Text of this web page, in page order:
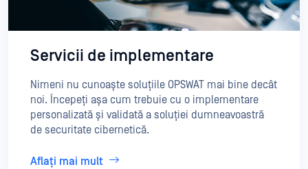
Servicii de implementare
Nimeni nu cunoaște soluțiile OPSWAT mai bine decât
noi. Începeți așa cum trebuie cu o implementare
personalizată și validată a soluției dumneavoastră
de securitate cibernetică.
Aflați mai mult